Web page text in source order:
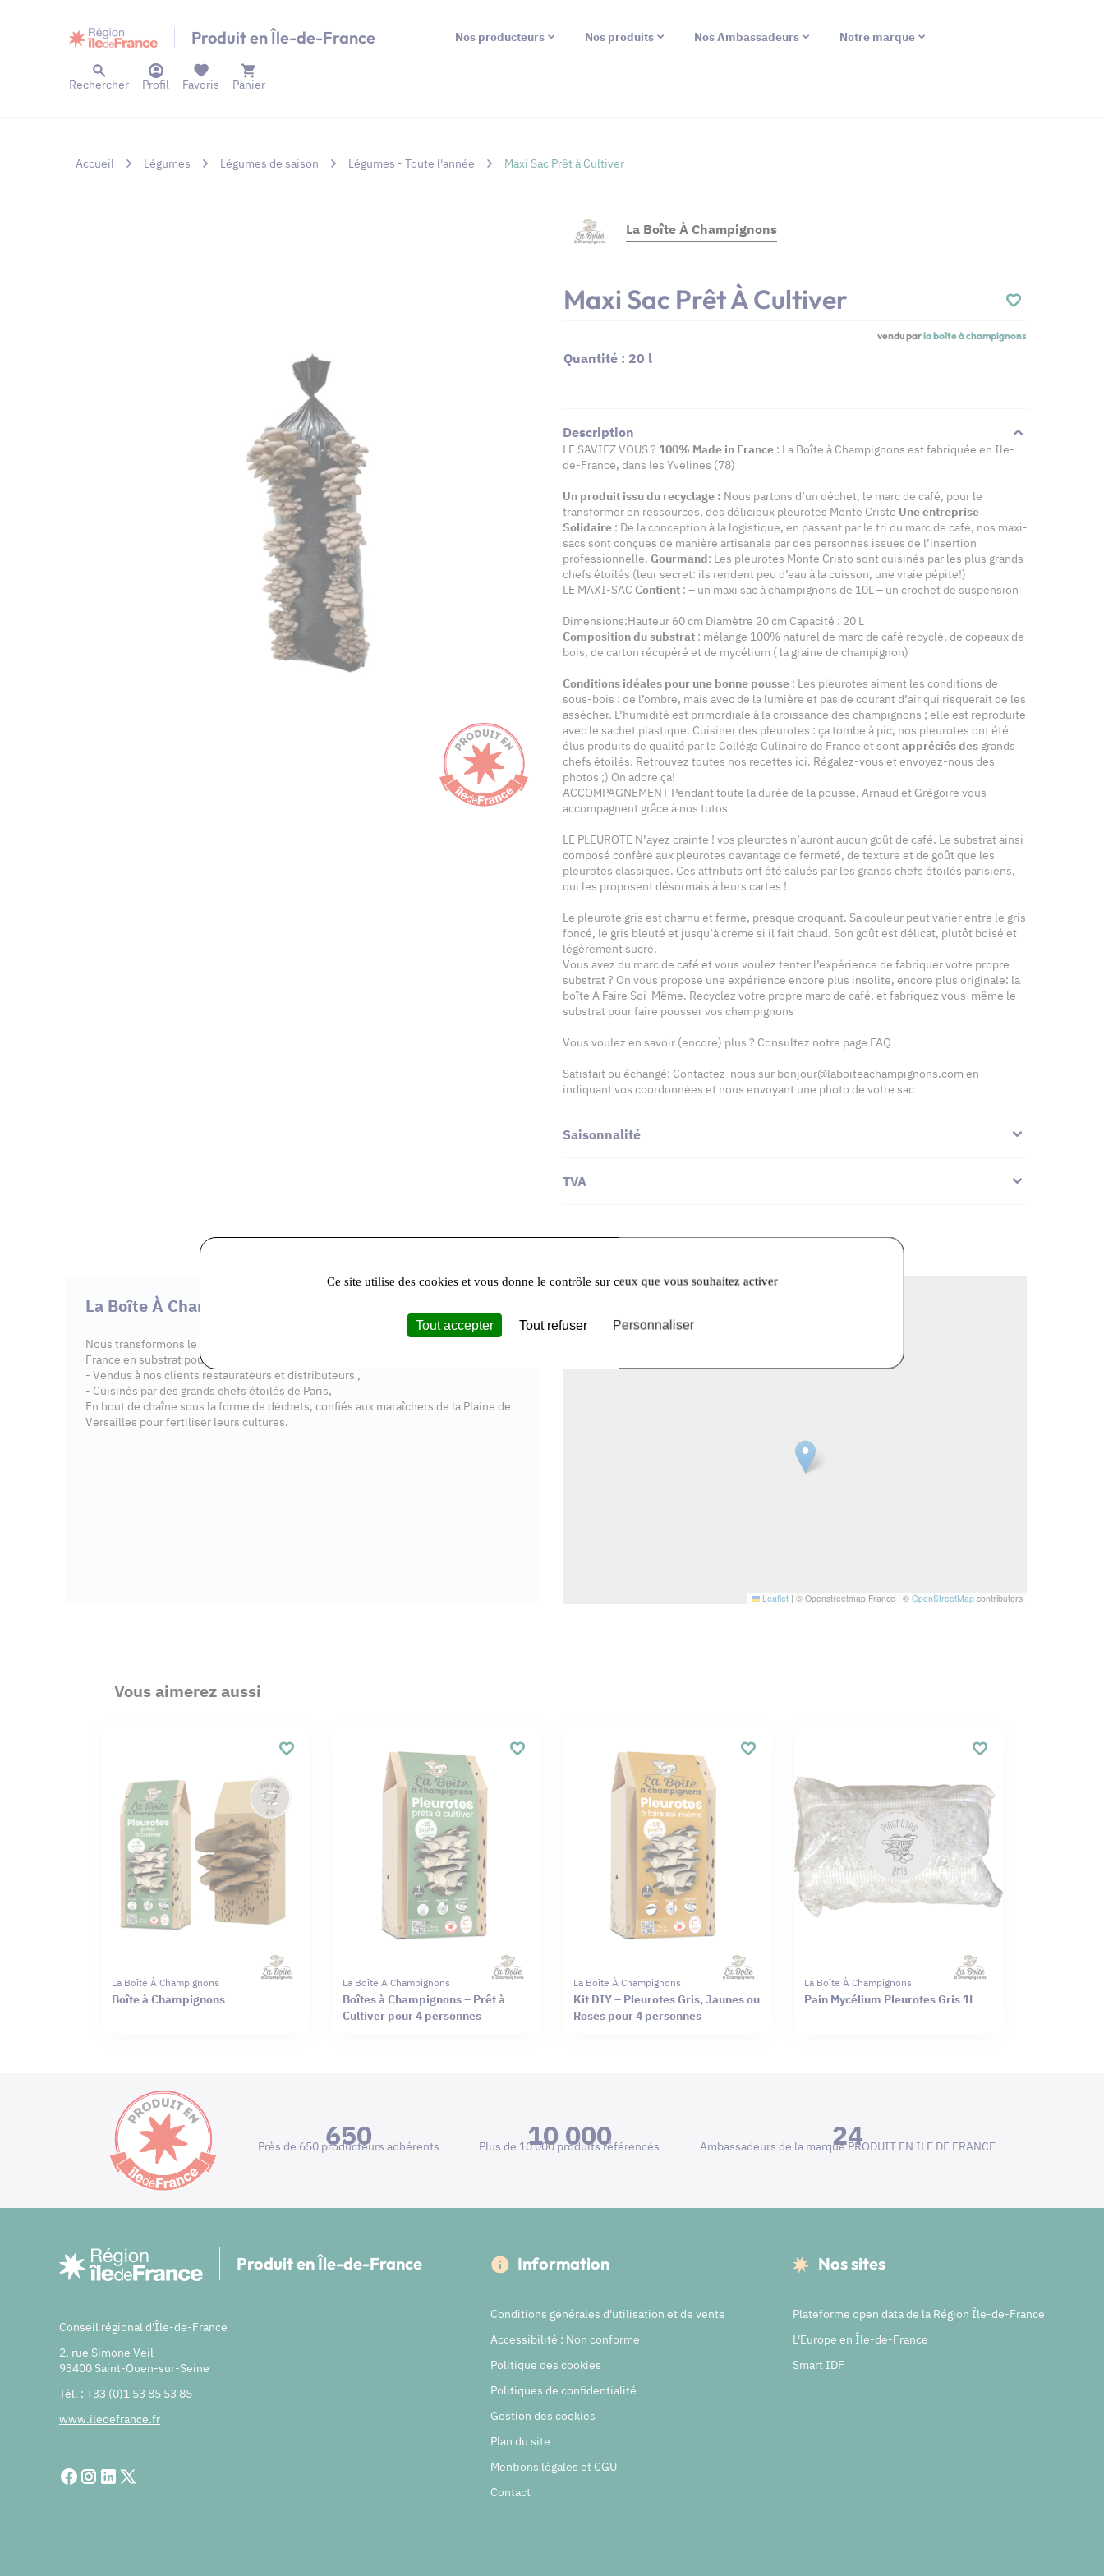
Produit en Île-de-France Nos producteurs Nos produits Nos Ambassadeurs Notre marque
Rechercher Profil Panier
Favoris
Accueil Légumes Légumes de saison Légumes - Toute l'année Maxi Sac Prêt à Cultiver
La Boîte À Champignons
Maxi Sac Prêt À Cultiver
vendu parla boîte à champignons
Quantité : 20 l
Description
LE SAVIEZ VOUS ? 100% Made in France : La Boîte à Champignons est fabriquée en Ile-
de-France, dans les Yvelines (78)
Un produit issu du recyclage : Nous partons d’un déchet, le marc de café, pour le
transformer en ressources, des délicieux pleurotes Monte Cristo Une entreprise
Solidaire : De la conception à la logistique, en passant par le tri du marc de café, nos maxi-
sacs sont conçues de manière artisanale par des personnes issues de l’insertion
professionnelle. Gourmand: Les pleurotes Monte Cristo sont cuisinés par les plus grands
chefs étoilés (leur secret: ils rendent peu d’eau à la cuisson, une vraie pépite!)
LE MAXI-SAC Contient : – un maxi sac à champignons de 10L – un crochet de suspension
Dimensions:Hauteur 60 cm Diamètre 20 cm Capacité : 20 L
Composition du substrat : mélange 100% naturel de marc de café recyclé, de copeaux de
bois, de carton récupéré et de mycélium ( la graine de champignon)
Conditions idéales pour une bonne pousse : Les pleurotes aiment les conditions de
sous-bois : de l’ombre, mais avec de la lumière et pas de courant d’air qui risquerait de les
assécher. L’humidité est primordiale à la croissance des champignons ; elle est reproduite
avec le sachet plastique. Cuisiner des pleurotes : ça tombe à pic, nos pleurotes ont été
élus produits de qualité par le Collège Culinaire de France et sontappréciés des grands
chefs étoilés. Retrouvez toutes nos recettes ici. Régalez-vous et envoyez-nous des
photos ;) On adore ça!
ACCOMPAGNEMENT Pendant toute la durée de la pousse, Arnaud et Grégoire vous
accompagnent grâce à nos tutos
LE PLEUROTE N’ayez crainte ! vos pleurotes n’auront aucun goût de café. Le substrat ainsi
composé confère aux pleurotes davantage de fermeté, de texture et de goût que les
pleurotes classiques. Ces attributs ont été salués par les grands chefs étoilés parisiens,
qui les proposent désormais à leurs cartes !
Le pleurote gris est charnu et ferme, presque croquant. Sa couleur peut varier entre le gris
foncé, le gris bleuté et jusqu’à crème si il fait chaud. Son goût est délicat, plutôt boisé et
légèrement sucré.
Vous avez du marc de café et vous voulez tenter l’expérience de fabriquer votre propre
substrat ? On vous propose une expérience encore plus insolite, encore plus originale: la
boîte A Faire Soi-Même. Recyclez votre propre marc de café, et fabriquez vous-même le
substrat pour faire pousser vos champignons
Vous voulez en savoir (encore) plus ? Consultez notre page FAQ
Satisfait ou échangé: Contactez-nous sur bonjour@laboiteachampignons.com en
indiquant vos coordonnées et nous envoyant une photo de votre sac
Saisonnalité
TVA
La Boîte À Champignons
Nous transformons le marc de café collecté dans des grandes entreprises d’Ile de
France en substrat pour cultiver des pleurotes qui sont :
- Vendus à nos clients restaurateurs et distributeurs ,
- Cuisinés par des grands chefs étoilés de Paris,
En bout de chaîne sous la forme de déchets, confiés aux maraîchers de la Plaine de
Versailles pour fertiliser leurs cultures.
−
Leaflet | © Openstreetmap France | © OpenStreetMap contributors
Vous aimerez aussi
La Boîte À Champignons
Boîte à Champignons
La Boîte À Champignons
Boîtes à Champignons – Prêt à
Cultiver pour 4 personnes
La Boîte À Champignons
Kit DIY – Pleurotes Gris, Jaunes ou
Roses pour 4 personnes
La Boîte À Champignons
Pain Mycélium Pleurotes Gris 1L
650
Près de 650 producteurs adhérents 10 000
Plus de 10 000 produits référencés 24
Ambassadeurs de la marque PRODUIT EN ILE DE FRANCE
Produit en Île-de-France
Conseil régional d'Île-de-France
2, rue Simone Veil
93400 Saint-Ouen-sur-Seine
Tél. : +33 (0)1 53 85 53 85
www.iledefrance.fr
Information
Conditions générales d'utilisation et de vente
Accessibilité : Non conforme
Politique des cookies
Politiques de confidentialité
Gestion des cookies
Plan du site
Mentions légales et CGU
Contact
Nos sites
Plateforme open data de la Région Île-de-France
L'Europe en Île-de-France
Smart IDF
Ce site utilise des cookies et vous donne le contrôle sur ceux que vous souhaitez activer
Tout accepter Tout refuser Personnaliser